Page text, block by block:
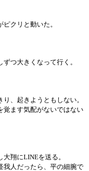
クリと動いた。
つ大きくなって行く。
、起きようともしない。
覚ます気配がないではない
翔にLINEを送る。
我人だったら、平の細腕で